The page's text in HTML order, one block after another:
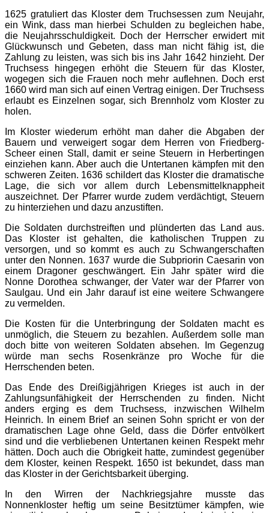
1625 gratuliert das Kloster dem Truchsessen zum Neujahr,
ein Wink, dass man hierbei Schulden zu begleichen habe,
die Neujahrsschuldigkeit. Doch der Herrscher erwidert mit
Glückwunsch und Gebeten, dass man nicht fähig ist, die
Zahlung zu leisten, was sich bis ins Jahr 1642 hinzieht. Der
Truchsess hingegen erhöht die Steuern für das Kloster,
wogegen sich die Frauen noch mehr auflehnen. Doch erst
1660 wird man sich auf einen Vertrag einigen. Der Truchsess
erlaubt es Einzelnen sogar, sich Brennholz vom Kloster zu
holen.
Im Kloster wiederum erhöht man daher die Abgaben der
Bauern und verweigert sogar dem Herren von Friedberg-
Scheer einen Stall, damit er seine Steuern in Herbertingen
einziehen kann. Aber auch die Untertanen kämpfen mit den
schweren Zeiten. 1636 schildert das Kloster die dramatische
Lage, die sich vor allem durch Lebensmittelknappheit
auszeichnet. Der Pfarrer wurde zudem verdächtigt, Steuern
zu hinterziehen und dazu anzustiften.
Die Soldaten durchstreiften und plünderten das Land aus.
Das Kloster ist gehalten, die katholischen Truppen zu
versorgen, und so kommt es auch zu Schwangerschaften
unter den Nonnen. 1637 wurde die Subpriorin Caesarin von
einem Dragoner geschwängert. Ein Jahr später wird die
Nonne Dorothea schwanger, der Vater war der Pfarrer von
Saulgau. Und ein Jahr darauf ist eine weitere Schwangere
zu vermelden.
Die Kosten für die Unterbringung der Soldaten macht es
unmöglich, die Steuern zu bezahlen. Außerdem solle man
doch bitte von weiteren Soldaten absehen. Im Gegenzug
würde man sechs Rosenkränze pro Woche für die
Herrschenden beten.
Das Ende des Dreißigjährigen Krieges ist auch in der
Zahlungsunfähigkeit der Herrschenden zu finden. Nicht
anders erging es dem Truchsess, inzwischen Wilhelm
Heinrich. In einem Brief an seinen Sohn spricht er von der
dramatischen Lage ohne Geld, dass die Dörfer entvölkert
sind und die verbliebenen Untertanen keinen Respekt mehr
hätten. Doch auch die Obrigkeit hatte, zumindest gegenüber
dem Kloster, keinen Respekt. 1650 ist bekundet, dass man
das Kloster in der Gerichtsbarkeit überging.
In den Wirren der Nachkriegsjahre musste das
Nonnenkloster heftig um seine Besitztümer kämpfen, wie